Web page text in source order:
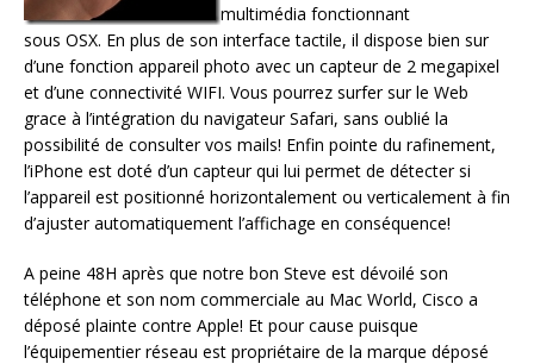
multimédia fonctionnant
sous OSX. En plus de son interface tactile, il dispose bien sur
d’une fonction appareil photo avec un capteur de 2 megapixel
et d’une connectivité WIFI. Vous pourrez surfer sur le Web
grace à l’intégration du navigateur Safari, sans oublié la
possibilité de consulter vos mails! Enfin pointe du rafinement,
l’iPhone est doté d’un capteur qui lui permet de détecter si
l’appareil est positionné horizontalement ou verticalement à fin
d’ajuster automatiquement l’affichage en conséquence!
A peine 48H après que notre bon Steve est dévoilé son
téléphone et son nom commerciale au Mac World, Cisco a
déposé plainte contre Apple! Et pour cause puisque
l’équipementier réseau est propriétaire de la marque déposé